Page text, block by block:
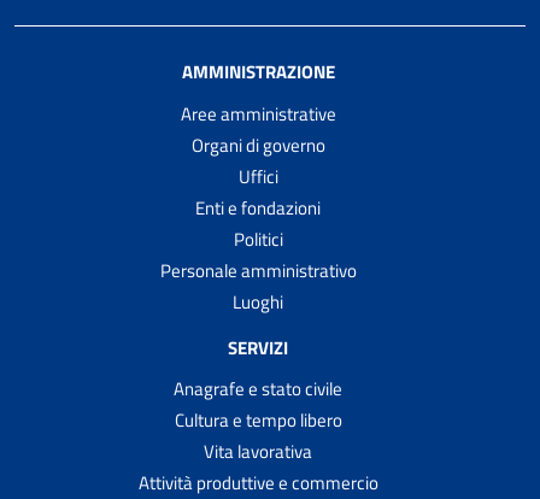
AMMINISTRAZIONE
Aree amministrative
Organi di governo
Uffici
Enti e fondazioni
Politici
Personale amministrativo
Luoghi
SERVIZI
Anagrafe e stato civile
Cultura e tempo libero
Vita lavorativa
Attività produttive e commercio